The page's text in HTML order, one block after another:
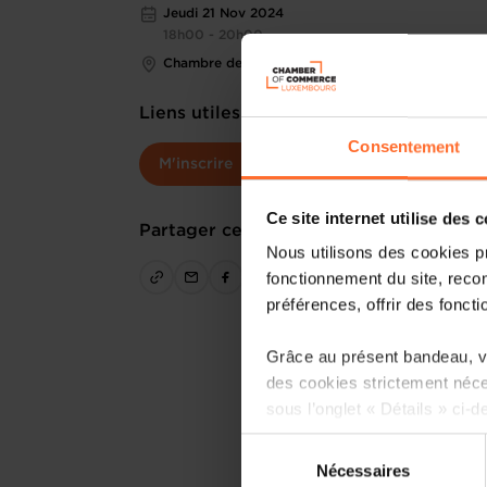
Consentement
Ce site internet utilise des
Nous utilisons des cookies
fonctionnement du site,
préférences, offrir des
Grâce au présent bandeau,
des cookies strictement
sous l’onglet « Détails » ci-
Il est précisé que la
Nécessaires
Jeudi 21 Nov 2024
18h00 - 20h00
Chambre de Commerce
Liens utiles
M'inscrire
Partager cet article